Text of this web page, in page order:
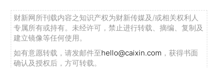
财新网所刊载内容之知识产权为财新传媒及/或相关权利人
专属所有或持有。未经许可，禁止进行转载、摘编、复制及
建立镜像等任何使用。
如有意愿转载，请发邮件至hello@caixin.com ，获得书面
确认及授权后，方可转载。